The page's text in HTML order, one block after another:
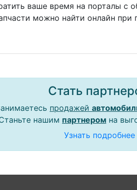
ваше время на порталы с
можно найти онлайн
Стать
продажей
нашим партнером на
Узнать подробнее